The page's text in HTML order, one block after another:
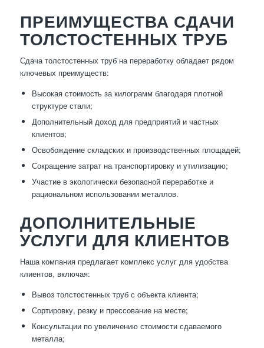
ПРЕИМУЩЕСТВА СДАЧИ
ТОЛСТОСТЕННЫХ ТРУБ
Сдача толстостенных труб на переработку обладает рядом
ключевых преимуществ:
Высокая стоимость за килограмм благодаря плотной
структуре стали;
Дополнительный доход для предприятий и частных
клиентов;
Освобождение складских и производственных площадей;
Сокращение затрат на транспортировку и утилизацию;
Участие в экологически безопасной переработке и
рациональном использовании металлов.
ДОПОЛНИТЕЛЬНЫЕ
УСЛУГИ ДЛЯ КЛИЕНТОВ
Наша компания предлагает комплекс услуг для удобства
клиентов, включая:
Вывоз толстостенных труб с объекта клиента;
Сортировку, резку и прессование на месте;
Консультации по увеличению стоимости сдаваемого
металла;